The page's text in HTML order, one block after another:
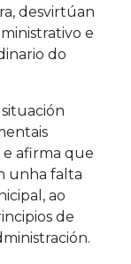
desvirtúan
e
do
afirma que
unha falta
ao
de